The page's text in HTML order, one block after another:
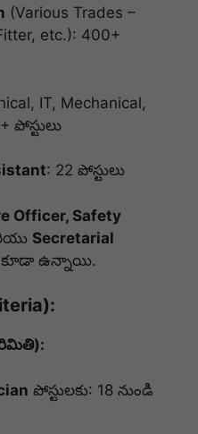
(Various Trades –
etc.): 400+
IT, Mechanical,
పోస్టులు
: 22 పోస్టులు
Officer, Safety
Secretarial
కూడా ఉన్నాయి.
పోస్టులకు: 18 నుండి